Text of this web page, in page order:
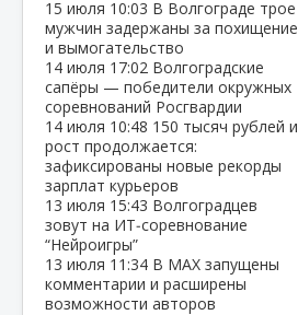
15 июля 10:03 В Волгограде трое
мужчин задержаны за похищение
и вымогательство
14 июля 17:02 Волгоградские
сапёры — победители окружных
соревнований Росгвардии
14 июля 10:48 150 тысяч рублей и
рост продолжается:
зафиксированы новые рекорды
зарплат курьеров
13 июля 15:43 Волгоградцев
зовут на ИТ‑соревнование
“Нейроигры”
13 июля 11:34 В МАХ запущены
комментарии и расширены
возможности авторов